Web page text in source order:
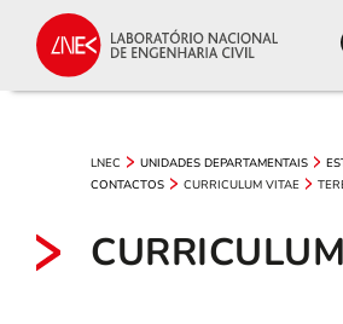
LNEC UNIDADES DEPARTAMENTAIS
CONTACTOS
CURRICULUM VITAE